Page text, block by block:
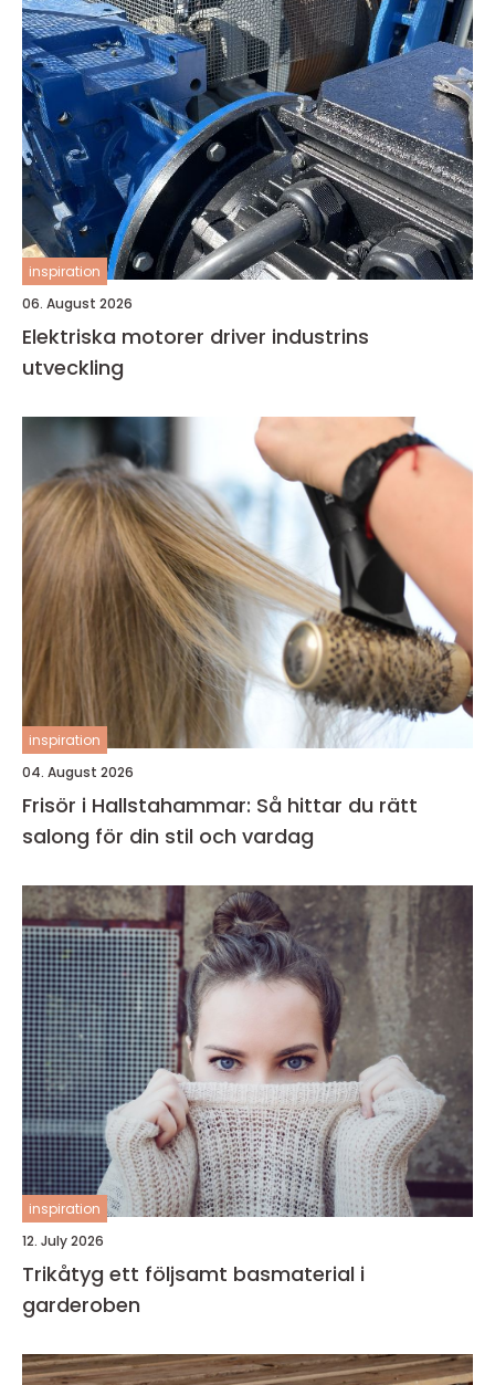
inspiration
06. August 2026
Elektriska motorer driver industrins
utveckling
inspiration
04. August 2026
Frisör i Hallstahammar: Så hittar du rätt
salong för din stil och vardag
inspiration
12. July 2026
Trikåtyg ett följsamt basmaterial i
garderoben